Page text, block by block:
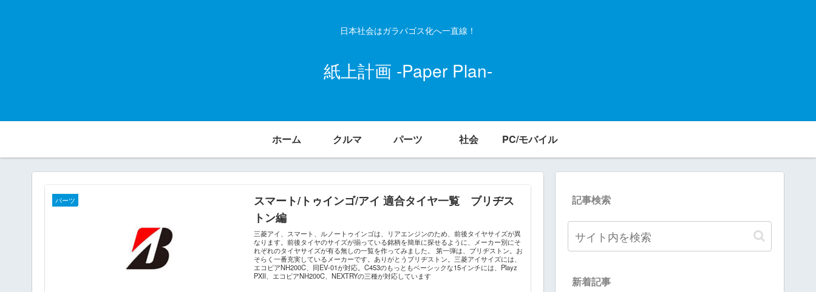
日本社会はガラパゴス化へ一直線！
紙上計画 -Paper Plan-
ホーム クルマ パーツ 社会 PC/モバイル
パーツ
スマート/トゥインゴ/アイ 適合タイヤ一覧 ブリヂス
トン編
三菱アイ、スマート、ルノートゥインゴは、リアエンジンのため、前後タイヤサイズが異
なります。前後タイヤのサイズが揃っている銘柄を簡単に探せるように、メーカー別にそ
れぞれのタイヤサイズが有る無しの一覧を作ってみました。 第一弾は、ブリヂストン。お
そらく一番充実しているメーカーです。ありがとうブリヂストン。三菱アイサイズには、
エコピアNH200C、同EV-01が対応。C453のもっともベーシックな15インチには、Playz
PXII、エコピアNH200C、NEXTRYの三種が対応しています
記事検索
新着記事